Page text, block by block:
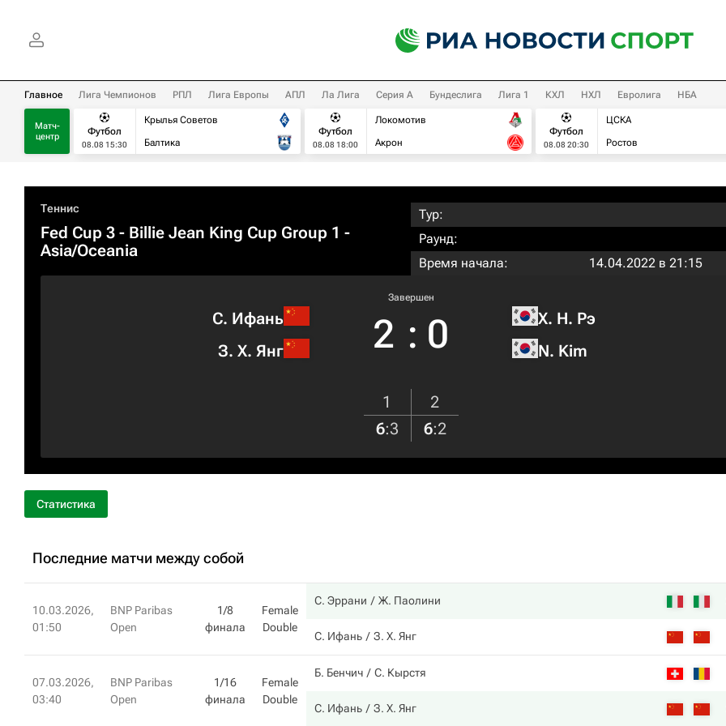
Главное Лига Чемпионов РПЛ Лига Европы АПЛ Ла Лига Серия А Бундеслига Лига 1 КХЛ НХЛ Евролига НБА
Матч-
центр
Футбол
08.08 15:30
Крылья Советов
Балтика
Футбол
08.08 18:00
Локомотив
Акрон
Футбол
08.08 20:30
ЦСКА
Ростов
Теннис
Fed Cup 3 - Billie Jean King Cup Group 1 -
Asia/Oceania
Тур:
Раунд:
Время начала:
14.04.2022 в 21:15
С. Ифань
З. Х. Янг
Завершен
2 : 0
Х. Н. Рэ
N. Kim
1
2
6:3 6:2
Статистика
Последние матчи между собой
10.03.2026,
01:50
BNP Paribas
Open
1/8
финала
Female
Double
С. Эррани Ж. Паолини
С. Ифань З. Х. Янг
07.03.2026,
03:40
BNP Paribas
Open
1/16
финала
Female
Double
Б. Бенчич С. Кырстя
С. Ифань З. Х. Янг